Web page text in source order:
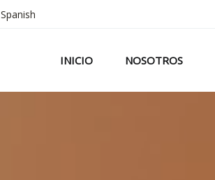
Spanish
INICIO NOSOTROS